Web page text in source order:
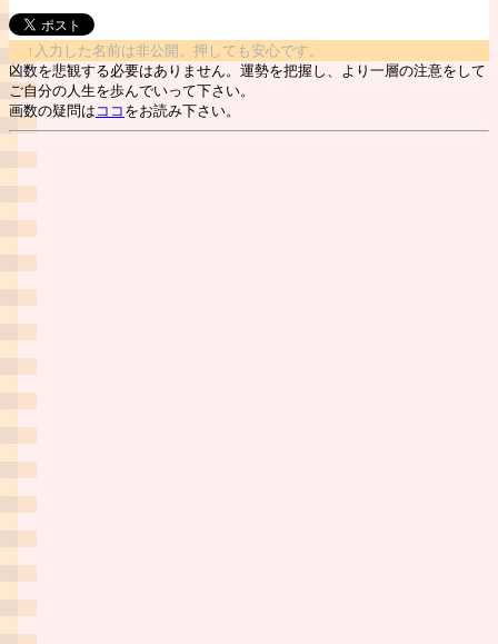
↑入力した名前は非公開。押しても安心です。
凶数を悲観する必要はありません。運勢を把握し、より一層の注意をして
ご自分の人生を歩んでいって下さい。
画数の疑問は ココ をお読み下さい。